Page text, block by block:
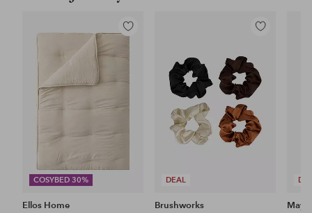
COSYBED 30%
Lisää
Ellos Home
DEAL
Lisää
Brushworks